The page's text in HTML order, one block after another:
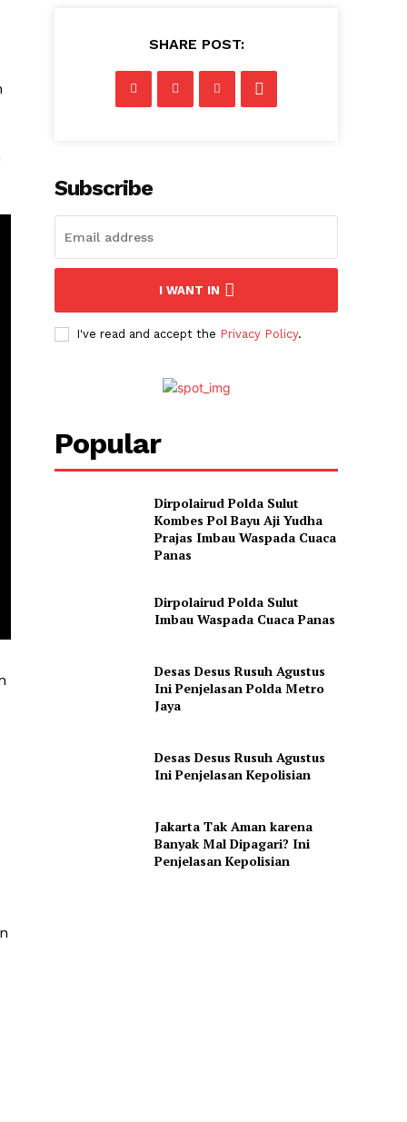
SHARE POST:
Subscribe
I WANT IN
I've read and accept the Privacy Policy.
Popular
Dirpolairud Polda Sulut
Kombes Pol Bayu Aji Yudha
Prajas Imbau Waspada Cuaca
Panas
Dirpolairud Polda Sulut
Imbau Waspada Cuaca Panas
Desas Desus Rusuh Agustus
Ini Penjelasan Polda Metro
Jaya
Desas Desus Rusuh Agustus
Ini Penjelasan Kepolisian
Jakarta Tak Aman karena
Banyak Mal Dipagari? Ini
Penjelasan Kepolisian